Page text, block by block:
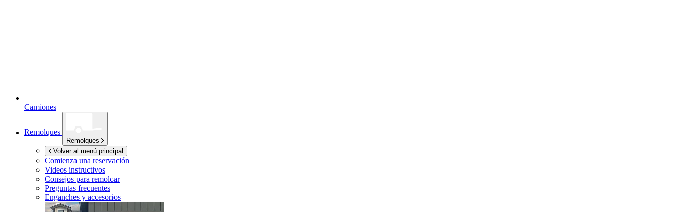
Camiones
Remolques
Remolques
Volver al menú principal
Comienza una reservación
Videos instructivos
Consejos para remolcar
Preguntas frecuentes
Enganches y accesorios